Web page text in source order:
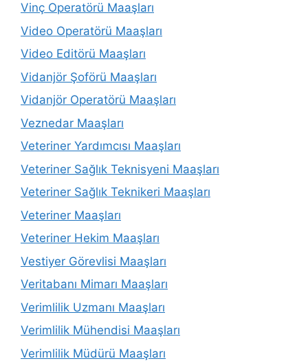
Vinç Operatörü Maaşları
Video Operatörü Maaşları
Video Editörü Maaşları
Vidanjör Şoförü Maaşları
Vidanjör Operatörü Maaşları
Veznedar Maaşları
Veteriner Yardımcısı Maaşları
Veteriner Sağlık Teknisyeni Maaşları
Veteriner Sağlık Teknikeri Maaşları
Veteriner Maaşları
Veteriner Hekim Maaşları
Vestiyer Görevlisi Maaşları
Veritabanı Mimarı Maaşları
Verimlilik Uzmanı Maaşları
Verimlilik Mühendisi Maaşları
Verimlilik Müdürü Maaşları